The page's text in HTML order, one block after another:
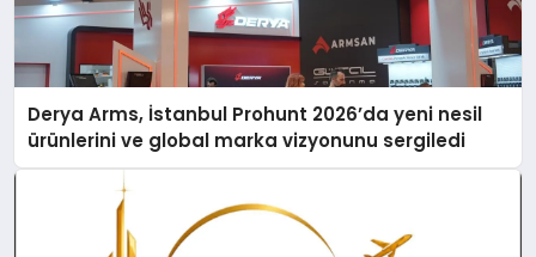
Derya Arms, İstanbul Prohunt 2026’da yeni nesil
ürünlerini ve global marka vizyonunu sergiledi